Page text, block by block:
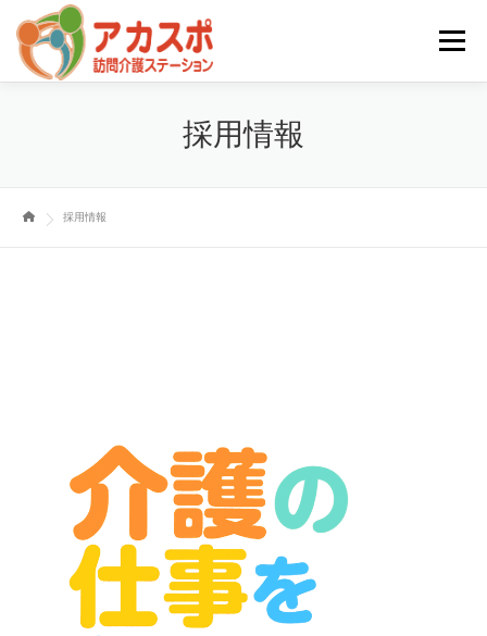
メニュ
プライベートケア自費サービス
採用情報
採用情報